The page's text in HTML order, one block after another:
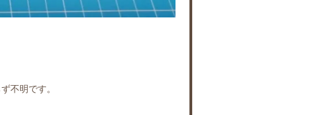
不明です。